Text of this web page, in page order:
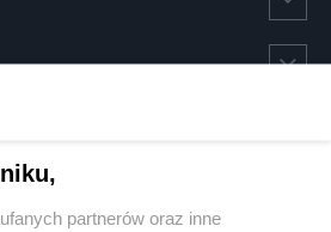
partnerów oraz inne